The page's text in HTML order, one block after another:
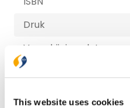
This website uses cookies
Druk
Verschijningsdatum